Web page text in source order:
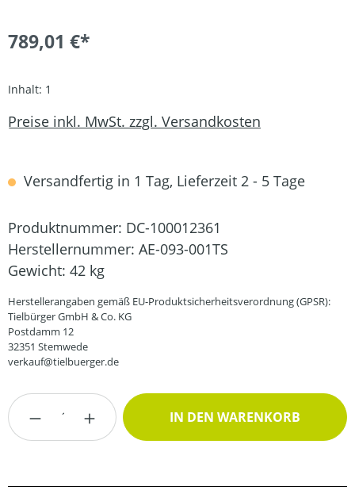
789,01 €*
Inhalt: 1
Preise inkl. MwSt. zzgl. Versandkosten
Versandfertig in 1 Tag, Lieferzeit 2 - 5 Tage
Produktnummer: DC-100012361
Herstellernummer: AE-093-001TS
Gewicht: 42 kg
Herstellerangaben gemäß EU-Produktsicherheitsverordnung (GPSR):
Tielbürger GmbH & Co. KG
Postdamm 12
32351 Stemwede
verkauf@tielbuerger.de
Produkt Anzahl: Gib den gewünschten
IN DEN WARENKORB